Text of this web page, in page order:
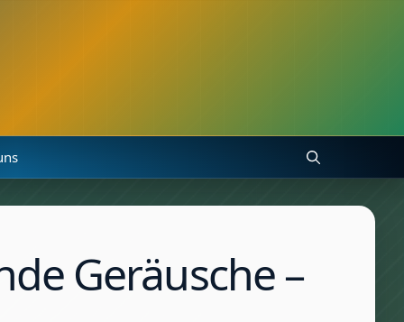
Geräusche –